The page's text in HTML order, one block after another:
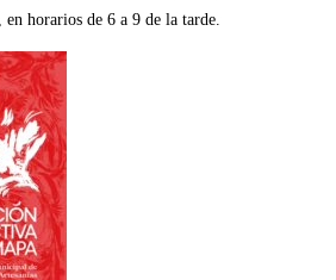
en horarios de 6 a 9 de la tarde.